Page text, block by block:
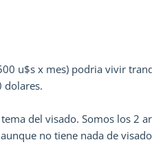
u$s x mes) podria vivir
dolares.
del visado. Somos los 2
no tiene nada de